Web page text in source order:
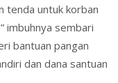
tenda untuk korban
imbuhnya sembari
bantuan pangan
dan dana santuan